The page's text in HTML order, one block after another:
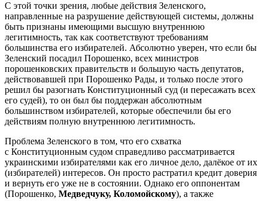
С этой точки зрения, любые действия Зеленского,
направленные на разрушение действующей системы, должны
быть признаны имеющими высшую внутреннюю
легитимность, так как соответствуют требованиям
большинства его избирателей. Абсолютно уверен, что если бы
Зеленский посадил Порошенко, всех министров
порошенковских правительств и большую часть депутатов,
действовавшей при Порошенко Рады, и только после этого
решил бы разогнать Конституционный суд (и пересажать всех
его судей), то он был бы поддержан абсолютным
большинством избирателей, которые обеспечили бы его
действиям полную внутреннюю легитимность.
Проблема Зеленского в том, что его схватка
с Конституционным судом справедливо рассматривается
украинскими избирателями как его личное дело, далёкое от их
(избирателей) интересов. Он просто растратил кредит доверия
и вернуть его уже не в состоянии. Однако его оппонентам
(Порошенко, Медведчуку, Коломойскому), а также